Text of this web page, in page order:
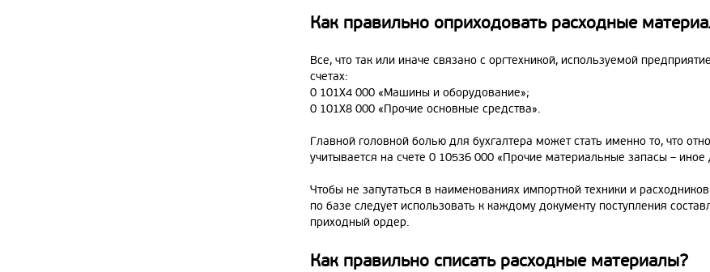
Как правильно оприходовать расходные
Все, что так или иначе связано с оргтехникой, используемой
счетах:
0 101Х4 000 «Машины и оборудование»;
0 101Х8 000 «Прочие основные средства».
Главной головной болью для бухгалтера может стать именно то, что
учитывается на счете 0 10536 000 «Прочие материальные запасы –
Чтобы не запутаться в наименованиях импортной техники и
по базе следует использовать к каждому документу поступления
приходный ордер.
Как правильно списать расходные материалы?